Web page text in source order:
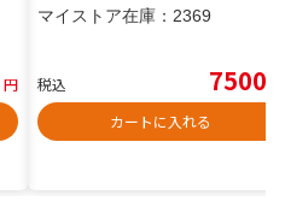
円
マイストア在庫： 2369
税込 7500
カートに入れる